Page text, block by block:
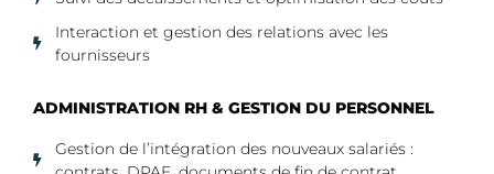
Interaction et gestion des relations avec les
fournisseurs
ADMINISTRATION RH & GESTION DU PERSONNEL
Gestion de l’intégration des nouveaux salariés :